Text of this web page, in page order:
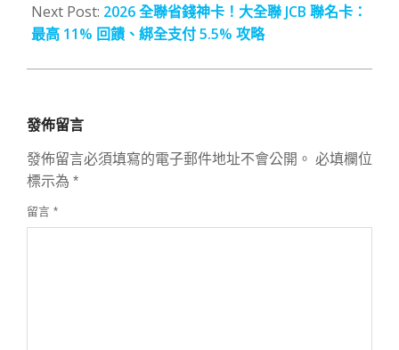
Next Post: 2026 全聯省錢神卡！大全聯 JCB 聯名卡：
最高 11% 回饋、綁全支付 5.5% 攻略
發佈留言
發佈留言必須填寫的電子郵件地址不會公開。 必填欄位
標示為 *
留言 *